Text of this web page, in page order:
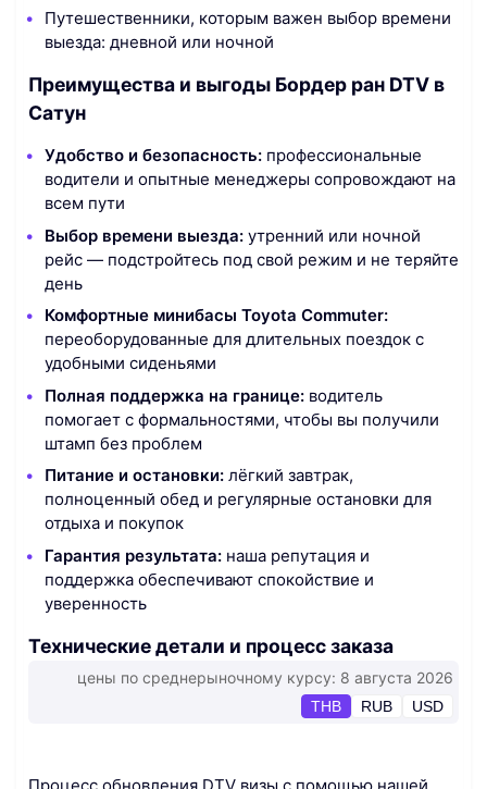
Путешественники, которым важен выбор времени
выезда: дневной или ночной
Преимущества и выгоды Бордер ран DTV в
Сатун
Удобство и безопасность: профессиональные
водители и опытные менеджеры сопровождают на
всем пути
Выбор времени выезда: утренний или ночной
рейс — подстройтесь под свой режим и не теряйте
день
Комфортные минибасы Toyota Commuter:
переоборудованные для длительных поездок с
удобными сиденьями
Полная поддержка на границе: водитель
помогает с формальностями, чтобы вы получили
штамп без проблем
Питание и остановки: лёгкий завтрак,
полноценный обед и регулярные остановки для
отдыха и покупок
Гарантия результата: наша репутация и
поддержка обеспечивают спокойствие и
уверенность
Технические детали и процесс заказа
цены по среднерыночному курсу: 8 августа 2026
THB RUB USD